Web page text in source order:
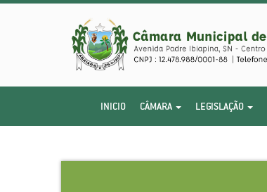
INICIO CÂMARA LEGISLAÇÃO